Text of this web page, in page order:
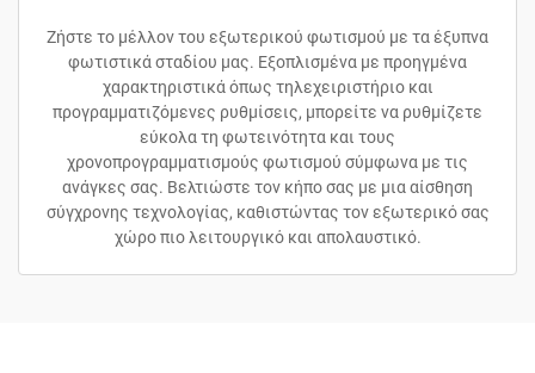
Ζήστε το μέλλον του εξωτερικού φωτισμού με τα έξυπνα
φωτιστικά σταδίου μας. Εξοπλισμένα με προηγμένα
χαρακτηριστικά όπως τηλεχειριστήριο και
προγραμματιζόμενες ρυθμίσεις, μπορείτε να ρυθμίζετε
εύκολα τη φωτεινότητα και τους
χρονοπρογραμματισμούς φωτισμού σύμφωνα με τις
ανάγκες σας. Βελτιώστε τον κήπο σας με μια αίσθηση
σύγχρονης τεχνολογίας, καθιστώντας τον εξωτερικό σας
χώρο πιο λειτουργικό και απολαυστικό.